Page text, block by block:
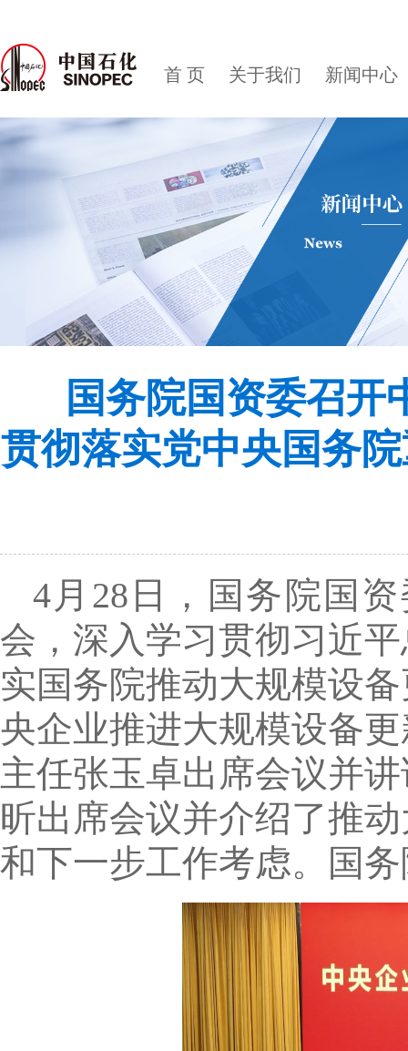
首 页 关于我们 新闻中心
国务院国资委召开
贯彻落实党中央国务
4月28日，国务院国
会，深入学习贯彻习近
实国务院推动大规模设
央企业推进大规模设备
主任张玉卓出席会议并
昕出席会议并介绍了推
和下一步工作考虑。国